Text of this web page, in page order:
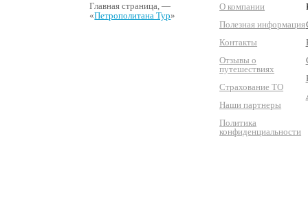
Главная страница, —
«Петрополитана Тур»
О компании
Полезная информация
Контакты
Отзывы о
путешествиях
Страхование ТО
Наши партнеры
Политика
конфиденциальности